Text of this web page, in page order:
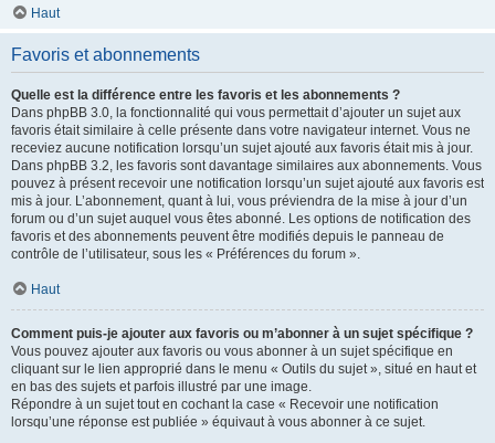
Haut
Favoris et abonnements
Quelle est la différence entre les favoris et les abonnements ?
Dans phpBB 3.0, la fonctionnalité qui vous permettait d’ajouter un sujet aux
favoris était similaire à celle présente dans votre navigateur internet. Vous ne
receviez aucune notification lorsqu’un sujet ajouté aux favoris était mis à jour.
Dans phpBB 3.2, les favoris sont davantage similaires aux abonnements. Vous
pouvez à présent recevoir une notification lorsqu’un sujet ajouté aux favoris est
mis à jour. L’abonnement, quant à lui, vous préviendra de la mise à jour d’un
forum ou d’un sujet auquel vous êtes abonné. Les options de notification des
favoris et des abonnements peuvent être modifiés depuis le panneau de
contrôle de l’utilisateur, sous les « Préférences du forum ».
Haut
Comment puis-je ajouter aux favoris ou m’abonner à un sujet spécifique ?
Vous pouvez ajouter aux favoris ou vous abonner à un sujet spécifique en
cliquant sur le lien approprié dans le menu « Outils du sujet », situé en haut et
en bas des sujets et parfois illustré par une image.
Répondre à un sujet tout en cochant la case « Recevoir une notification
lorsqu’une réponse est publiée » équivaut à vous abonner à ce sujet.